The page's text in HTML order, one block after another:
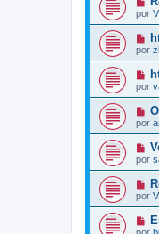
e
s
a
e
o
m
e
s
a
e
u
e
v
o
m
e
s
a
e
por
N
u
e
v
o
m
e
n
s
a
por
N
u
e
o
m
e
n
s
a
e
por
N
u
e
v
m
e
s
a
e
por
N
u
e
v
o
m
e
s
por
N
u
e
v
o
por
N
u